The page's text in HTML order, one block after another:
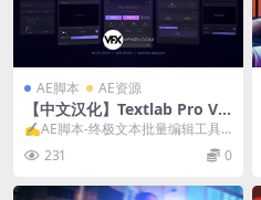
AE脚本 AE资源
【中文汉化】Textlab Pro V1.
0.0 AE终极文本批量编辑脚本
✍️AE脚本-终极文本批量编辑工具 T
231 0